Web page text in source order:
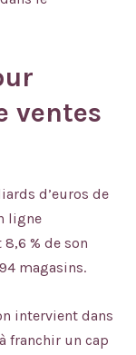
ventes
d’euros de
ligne
% de son
magasins.
intervient dans
franchir un cap